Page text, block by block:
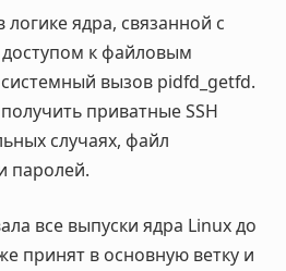
ядра, связанной с
к файловым
вызов pidfd_getfd.
приватные SSH
случаях, файл
паролей.
все выпуски ядра Linux до
принят в основную ветку и